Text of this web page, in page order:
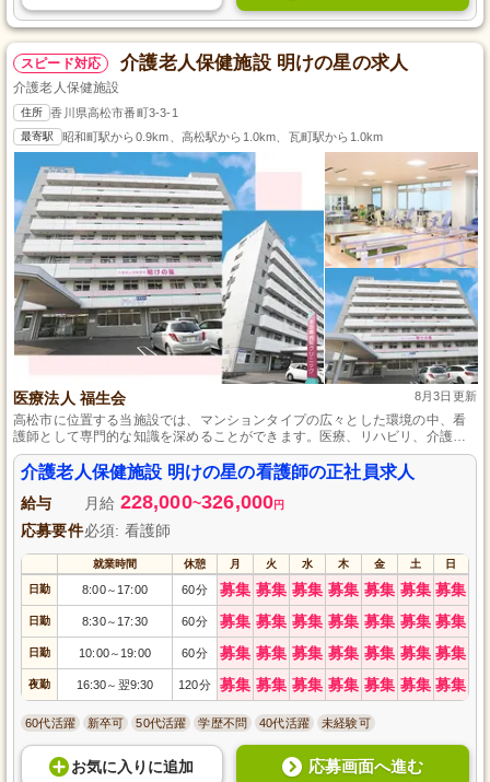
スピード対応 介護老人保健施設 明けの星の求人
介護老人保健施設
住所 香川県高松市番町3-3-1
最寄駅 昭和町駅から0.9km、高松駅から1.0km、瓦町駅から1.0km
医療法人 福生会 8月3日更新
高松市に位置する当施設では、マンションタイプの広々とした環境の中、看
護師として専門的な知識を深めることができます。医療、リハビリ、介護の
各有資格者と協力し、利用者さまに安心の介助や看護を提供しています。未
経験やブランクがある方も、当直手当の高さや退職金制度など、安心して長
く働ける体制を整えております。やりがいのある職場で一緒に成長しません
か。
介護老人保健施設 明けの星の看護師の正社員求人
給与 月給 228,000~326,000円
応募要件必須: 看護師
就業時間 休憩 月 火 水 木 金 土 日
日勤 8:00～ 17:00 60分 募集 募集 募集 募集 募集 募集 募集
日勤 8:30～ 17:30 60分 募集 募集 募集 募集 募集 募集 募集
日勤 10:00～ 19:00 60分 募集 募集 募集 募集 募集 募集 募集
夜勤 16:30～ 翌9:30 120分 募集 募集 募集 募集 募集 募集 募集
60代活躍 新卒可 50代活躍 学歴不問 40代活躍 未経験可
お気に入り に追加 応募画面へ進む